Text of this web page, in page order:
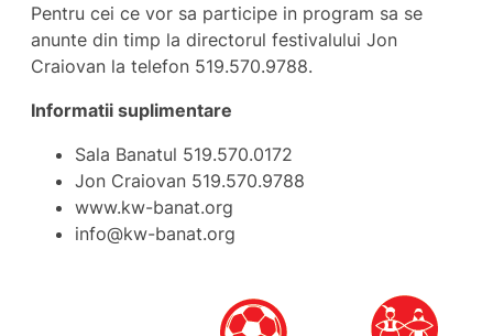
Pentru cei ce vor sa participe in program sa se
anunte din timp la directorul festivalului Jon
Craiovan la telefon 519.570.9788.
Informatii suplimentare
Sala Banatul 519.570.0172
Jon Craiovan 519.570.9788
www.kw-banat.org
info@kw-banat.org